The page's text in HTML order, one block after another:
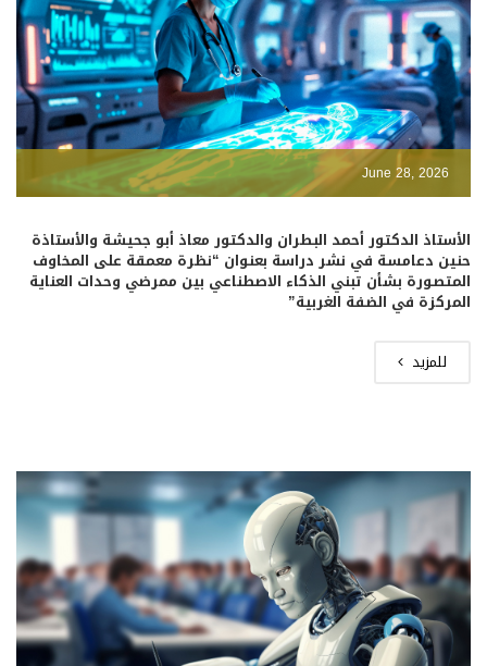
June 28, 2026
الأستاذ الدكتور أحمد البطران والدكتور معاذ أبو جحيشة والأستاذة
حنين دعامسة في نشر دراسة بعنوان “نظرة معمقة على المخاوف
المتصورة بشأن تبني الذكاء الاصطناعي بين ممرضي وحدات العناية
المركزة في الضفة الغربية”
للمزيد